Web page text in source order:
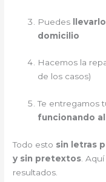
Puedes
domicilio
Hacemos la
de los casos)
Te entregamos
funcionando al
Todo esto sin letras
y sin pretextos .
resultados.